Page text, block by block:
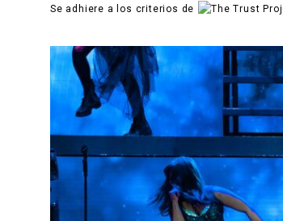
Se adhiere a los criterios de